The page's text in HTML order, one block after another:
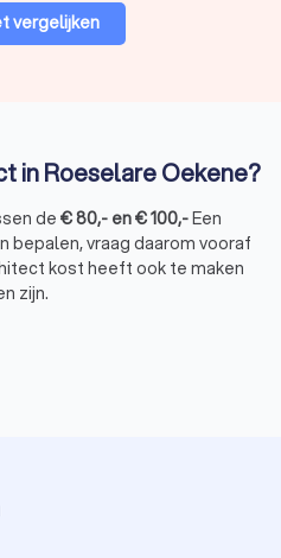
vergelijken
in Roeselare Oekene?
de €80,- en€100,-Een
vraag daarom vooraf
kost heeft ook te maken
zijn.